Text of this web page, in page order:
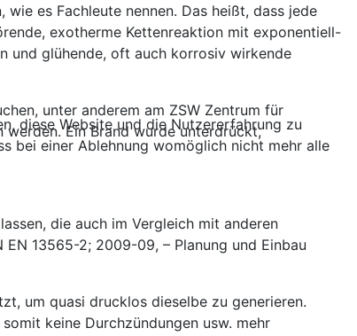
es Fachleute nennen. Das heißt, dass jede
exotherme Kettenreaktion mit exponentiell-
und glühende, oft auch korrosiv wirkende
unter anderem am ZSW Zentrum für
Ein Brand wurde unterdrückt,
die auch im Vergleich mit anderen
13565-2; 2009-09, – Planung und Einbau
um quasi drucklos dieselbe zu generieren.
keine Durchzündungen usw. mehr
diese Website und die Nutzererfahrung zu
bei einer Ablehnung womöglich nicht mehr alle